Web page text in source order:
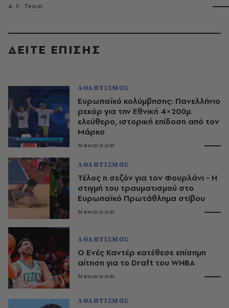
A.V. Team
ΔΕΙΤΕ ΕΠΙΣΗΣ
ΑΘΛΗΤΙΣΜΟΣ
Ευρωπαϊκό κολύμβησης: Πανελλήνιο
ρεκόρ για την Εθνική 4×200μ.
ελεύθερο, ιστορική επίδοση από τον
Μάρκο
Newsroom
ΑΘΛΗΤΙΣΜΟΣ
Τέλος η σεζόν για τον Φουρλάνι - Η
στιγμή του τραυματισμού στο
Ευρωπαϊκό Πρωτάθλημα στίβου
Newsroom
ΑΘΛΗΤΙΣΜΟΣ
Ο Ενές Καντέρ κατέθεσε επίσημη
αίτηση για το Draft του WNBA
Newsroom
ΑΘΛΗΤΙΣΜΟΣ